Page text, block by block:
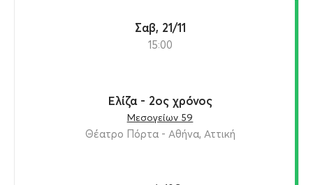
Σαβ, 21/11
15:00
Ελίζα - 2ος χρόνος
Μεσογείων 59
Θέατρο Πόρτα - Αθήνα, Αττική